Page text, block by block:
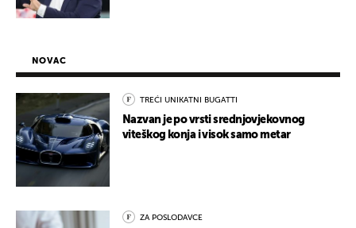
NOVAC
TREĆI UNIKATNI BUGATTI
Nazvan je po vrsti srednjovjekovnog
viteškog konja i visok samo metar
ZA POSLODAVCE